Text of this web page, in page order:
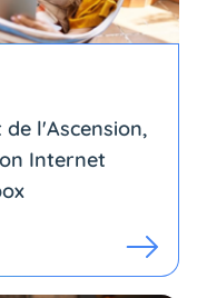
l'Ascension,
Internet